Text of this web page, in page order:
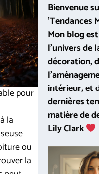
pour
la
ou
la
Bienvenue
'Tendances
Mon blog
l'univers de
décoration,
intérieur, et
dernières
matière de
Lily Clark